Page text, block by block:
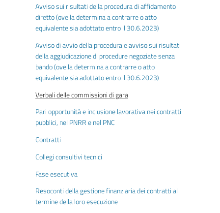
Avviso sui risultati della procedura di affidamento
diretto (ove la determina a contrarre o atto
equivalente sia adottato entro il 30.6.2023)
Avviso di avvio della procedura e avviso sui risultati
della aggiudicazione di procedure negoziate senza
bando (ove la determina a contrarre o atto
equivalente sia adottato entro il 30.6.2023)
Verbali delle commissioni di gara
Pari opportunità e inclusione lavorativa nei contratti
pubblici, nel PNRR e nel PNC
Contratti
Collegi consultivi tecnici
Fase esecutiva
Resoconti della gestione finanziaria dei contratti al
termine della loro esecuzione